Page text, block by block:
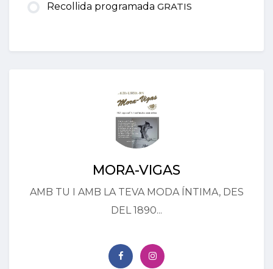
Recollida programada GRATIS
MORA-VIGAS
AMB TU I AMB LA TEVA MODA ÍNTIMA, DES
DEL 1890...